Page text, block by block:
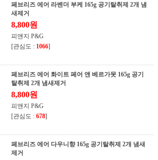
페브리즈 에어 라벤더 부케 165g 공기탈취제 2개 냄
새제거
8,800원
피앤지 P&G
[관심도 : 1066]
페브리즈 에어 화이트 페어 앤 베르가못 165g 공기
탈취제 2개 냄새제거
8,800원
피앤지 P&G
[관심도 : 678]
페브리즈 에어 다우니향 165g 공기탈취제 2개 냄새
제거